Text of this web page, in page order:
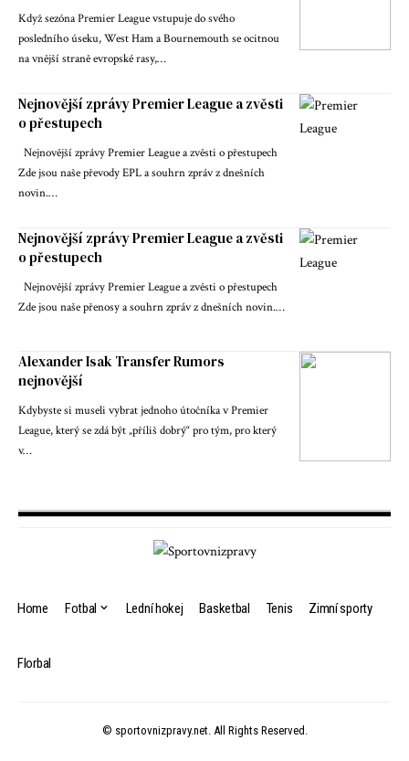
Když sezóna Premier League vstupuje do svého
posledního úseku, West Ham a Bournemouth se ocitnou
na vnější straně evropské rasy,…
Nejnovější zprávy Premier League a zvěsti
o přestupech
Nejnovější zprávy Premier League a zvěsti o přestupech
Zde jsou naše převody EPL a souhrn zpráv z dnešních
novin.…
Nejnovější zprávy Premier League a zvěsti
o přestupech
Nejnovější zprávy Premier League a zvěsti o přestupech
Zde jsou naše přenosy a souhrn zpráv z dnešních novin.…
Alexander Isak Transfer Rumors
nejnovější
Kdybyste si museli vybrat jednoho útočníka v Premier
League, který se zdá být „příliš dobrý“ pro tým, pro který
v…
Home Fotbal Lední hokej Basketbal Tenis Zimní sporty
Florbal
© sportovnizpravy.net. All Rights Reserved.